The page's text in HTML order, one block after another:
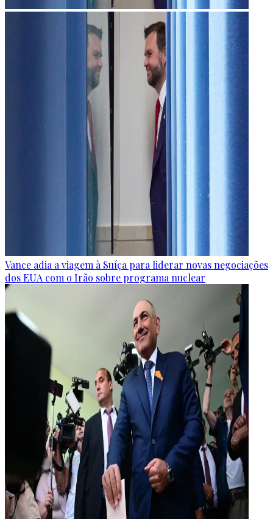
Vance adia a viagem à Suíça para liderar novas negociações
dos EUA com o Irão sobre programa nuclear